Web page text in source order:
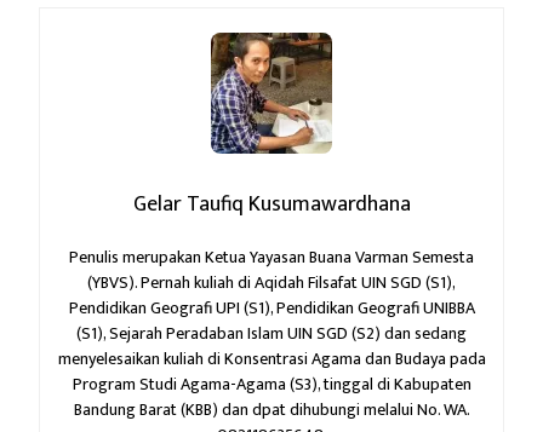
Gelar Taufiq Kusumawardhana
Penulis merupakan Ketua Yayasan Buana Varman Semesta
(YBVS). Pernah kuliah di Aqidah Filsafat UIN SGD (S1),
Pendidikan Geografi UPI (S1), Pendidikan Geografi UNIBBA
(S1), Sejarah Peradaban Islam UIN SGD (S2) dan sedang
menyelesaikan kuliah di Konsentrasi Agama dan Budaya pada
Program Studi Agama-Agama (S3), tinggal di Kabupaten
Bandung Barat (KBB) dan dpat dihubungi melalui No. WA.